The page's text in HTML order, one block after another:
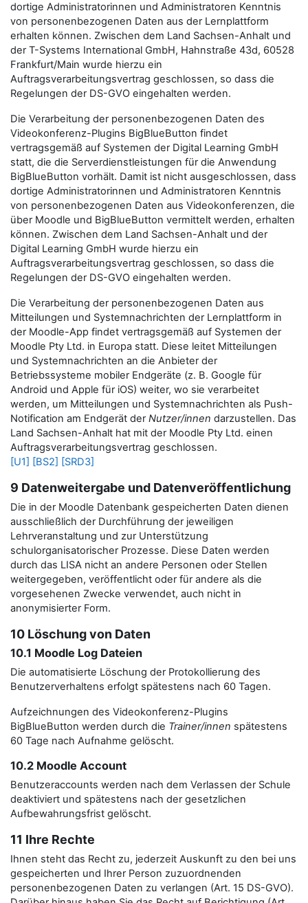
dortige Administratorinnen und Administratoren Kenntnis
von personenbezogenen Daten aus der Lernplattform
erhalten können. Zwischen dem Land Sachsen-Anhalt und
der T-Systems International GmbH, Hahnstraße 43d, 60528
Frankfurt/Main wurde hierzu ein
Auftragsverarbeitungsvertrag geschlossen, so dass die
Regelungen der DS-GVO eingehalten werden.
Die Verarbeitung der personenbezogenen Daten des
Videokonferenz-Plugins BigBlueButton findet
vertragsgemäß auf Systemen der Digital Learning GmbH
statt, die die Serverdienstleistungen für die Anwendung
BigBlueButton vorhält. Damit ist nicht ausgeschlossen, dass
dortige Administratorinnen und Administratoren Kenntnis
von personenbezogenen Daten aus Videokonferenzen, die
über Moodle und BigBlueButton vermittelt werden, erhalten
können. Zwischen dem Land Sachsen-Anhalt und der
Digital Learning GmbH wurde hierzu ein
Auftragsverarbeitungsvertrag geschlossen, so dass die
Regelungen der DS-GVO eingehalten werden.
Die Verarbeitung der personenbezogenen Daten aus
Mitteilungen und Systemnachrichten der Lernplattform in
der Moodle-App findet vertragsgemäß auf Systemen der
Moodle Pty Ltd. in Europa statt. Diese leitet Mitteilungen
und Systemnachrichten an die Anbieter der
Betriebssysteme mobiler Endgeräte (z. B. Google für
Android und Apple für iOS) weiter, wo sie verarbeitet
werden, um Mitteilungen und Systemnachrichten als Push-
Notification am Endgerät derNutzer/innen darzustellen. Das
Land Sachsen-Anhalt hat mit der Moodle Pty Ltd. einen
Auftragsverarbeitungsvertrag geschlossen.
[U1] [BS2] [SRD3]
9 Datenweitergabe und Datenveröffentlichung
Die in der Moodle Datenbank gespeicherten Daten dienen
ausschließlich der Durchführung der jeweiligen
Lehrveranstaltung und zur Unterstützung
schulorganisatorischer Prozesse. Diese Daten werden
durch das LISA nicht an andere Personen oder Stellen
weitergegeben, veröffentlicht oder für andere als die
vorgesehenen Zwecke verwendet, auch nicht in
anonymisierter Form.
10 Löschung von Daten
10.1 Moodle Log Dateien
Die automatisierte Löschung der Protokollierung des
Benutzerverhaltens erfolgt spätestens nach 60 Tagen.
Aufzeichnungen des Videokonferenz-Plugins
BigBlueButton werden durch die Trainer/innen spätestens
60 Tage nach Aufnahme gelöscht.
10.2 Moodle Account
Benutzeraccounts werden nach dem Verlassen der Schule
deaktiviert und spätestens nach der gesetzlichen
Aufbewahrungsfrist gelöscht.
11 Ihre Rechte
Ihnen steht das Recht zu, jederzeit Auskunft zu den bei uns
gespeicherten und Ihrer Person zuzuordnenden
personenbezogenen Daten zu verlangen (Art. 15 DS-GVO).